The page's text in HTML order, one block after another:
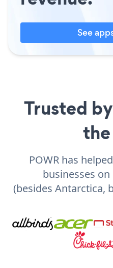
See
Trusted
POWR has
businesses
(besides Antarctica,